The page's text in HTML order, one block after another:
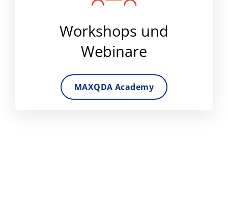
Workshops und
Webinare
MAXQDA Academy